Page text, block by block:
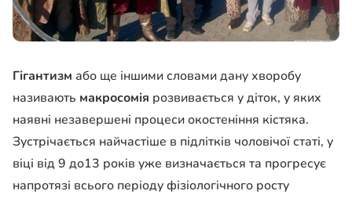
Гігантизм або ще іншими словами дану хворобу
називають макросомія розвивається у діток, у яких
наявні незавершені процеси окостеніння кістяка.
Зустрічається найчастіше в підлітків чоловічої статі, у
віці від 9 до13 років уже визначається та прогресує
напротязі всього періоду фізіологічного росту